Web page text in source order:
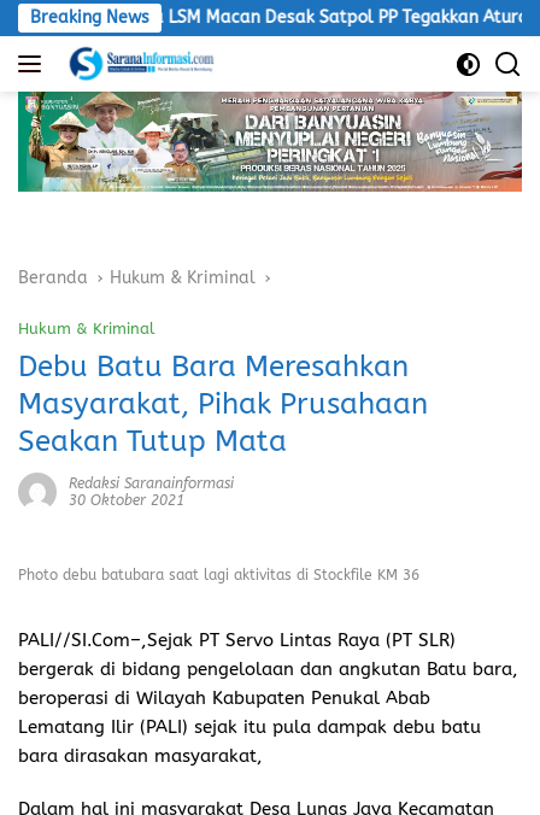
Langsung
ke
konten
Breaking News
Ketua LSM Macan Desak Satpol PP Tegakkan Aturan, Operasional
Beranda Hukum & Kriminal
Hukum & Kriminal
Debu Batu Bara Meresahkan
Masyarakat, Pihak Prusahaan
Seakan Tutup Mata
Redaksi Saranainformasi
30 Oktober 2021
Photo debu batubara saat lagi aktivitas di Stockfile KM 36
PALI//SI.Com–,Sejak PT Servo Lintas Raya (PT SLR)
bergerak di bidang pengelolaan dan angkutan Batu bara,
beroperasi di Wilayah Kabupaten Penukal Abab
Lematang Ilir (PALI) sejak itu pula dampak debu batu
bara dirasakan masyarakat,
Dalam hal ini masyarakat Desa Lunas Jaya Kecamatan